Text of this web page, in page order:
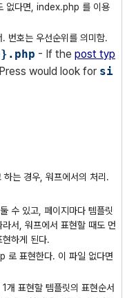
없다면, index.php 를 이용
번호는 우선순위를 의미함.
- If the post typ
would look for si
하는 경우, 워프에서의 처리.
수 있고, 페이지마다 템플릿
서, 워프에서 표현할 때도 먼
하게 된다.
로 표현한다. 이 파일 없다면
개 표현할 템플릿의 표현순서